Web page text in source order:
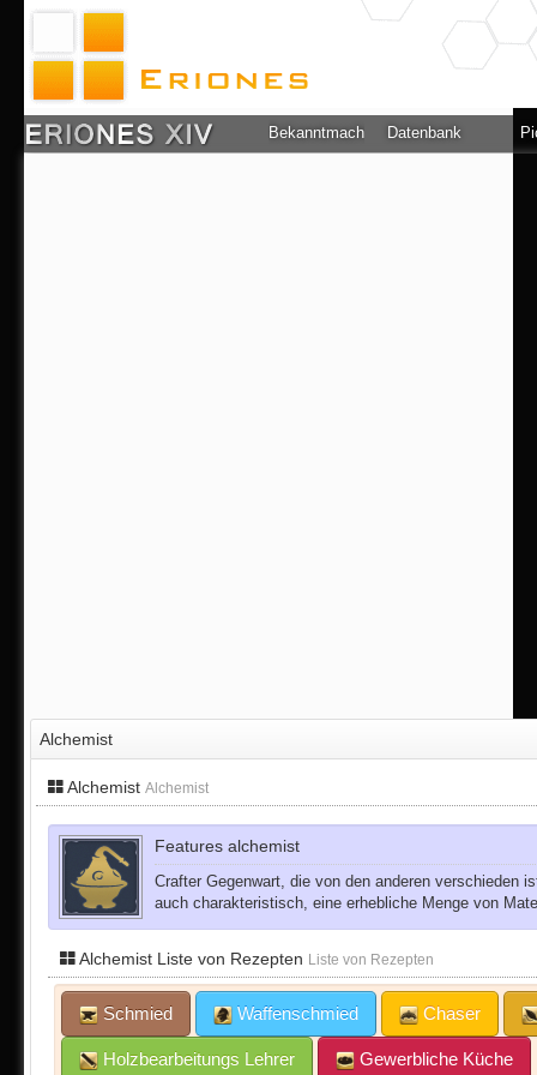
Bekanntmachung Datenbank
Alchemist
Alchemist Alchemist
Features alchemist
Crafter Gegenwart, die von den anderen verschieden
auch charakteristisch, eine erhebliche Menge von
Alchemist Liste von Rezepten Liste von Rezepten
Schmied Waffenschmied Chaser
Holzbearbeitungs Lehrer Gewerbliche Küche